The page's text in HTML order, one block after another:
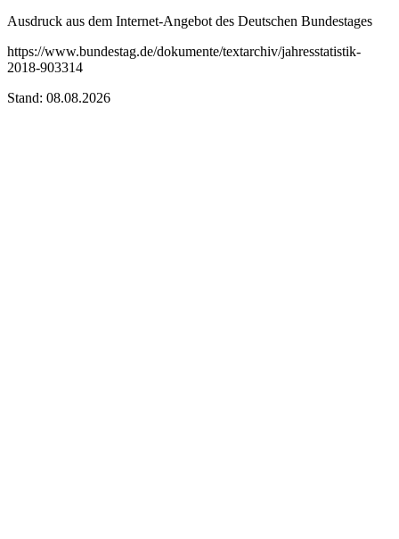
Ausdruck aus dem Internet-Angebot des Deutschen Bundestages
https://www.bundestag.de/dokumente/textarchiv/jahresstatistik-
2018-903314
Stand: 08.08.2026